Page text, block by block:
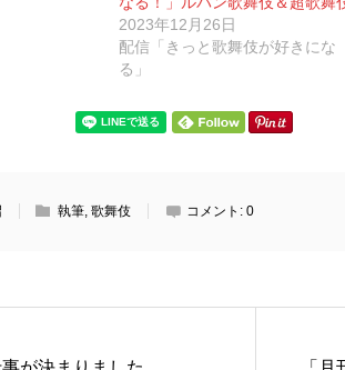
2023年12月26日
配信「きっと歌舞伎が好きにな
る」
執筆, 歌舞伎 コメント: 0